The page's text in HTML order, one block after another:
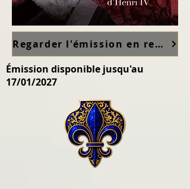
Regarder l'émission en replay sur France TV ici
Émission disponible jusqu'au
17/01/2027